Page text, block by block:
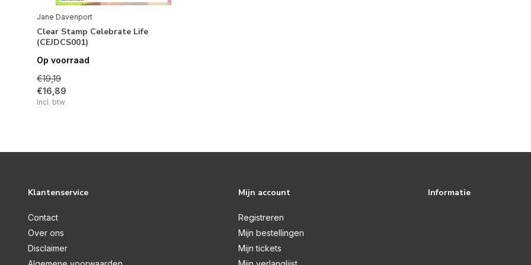
Jane Davenport
Clear Stamp Celebrate Life
(CEJDCS001)
Op voorraad
€19,19
€16,89
Incl. btw
Klantenservice
Contact
Over ons
Disclaimer
Mijn account
Registreren
Mijn bestellingen
Mijn tickets
Informatie